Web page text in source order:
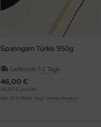
Spanngarn Türkis 950g
Lieferzeit: 1-2 Tage
46,00 €
46,00 € pro Stk
inkl. 19 % MwSt. zzgl. Versandkosten